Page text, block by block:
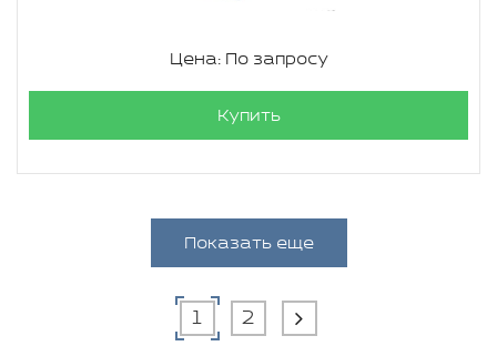
Цена: По запросу
Купить
Показать еще
1 2